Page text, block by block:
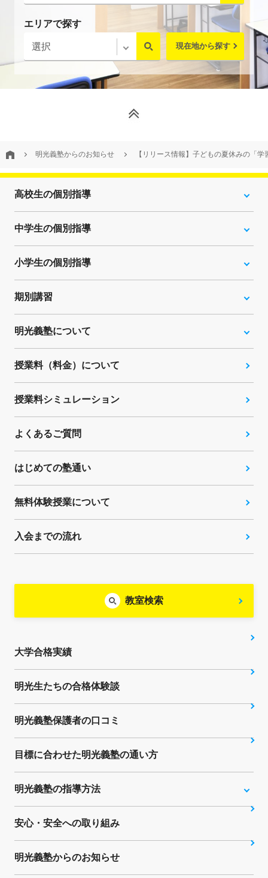
エリアで探す
現在地から探す
明光義塾からのお知らせ 【リリース情報】子どもの夏休みの「
高校生の個別指導
中学生の個別指導
小学生の個別指導
期別講習
明光義塾について
授業料（料金）について
授業料シミュレーション
よくあるご質問
はじめての塾通い
無料体験授業について
入会までの流れ
教室検索
大学合格実績
明光生たちの合格体験談
明光義塾保護者の口コミ
目標に合わせた明光義塾の通い方
明光義塾の指導方法
安心・安全への取り組み
明光義塾からのお知らせ